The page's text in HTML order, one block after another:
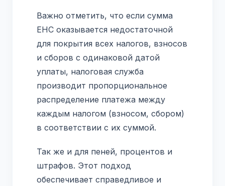
Важно отметить, что если сумма
ЕНС оказывается недостаточной
для покрытия всех налогов, взносов
и сборов с одинаковой датой
уплаты, налоговая служба
производит пропорциональное
распределение платежа между
каждым налогом (взносом, сбором)
в соответствии с их суммой.
Так же и для пеней, процентов и
штрафов. Этот подход
обеспечивает справедливое и